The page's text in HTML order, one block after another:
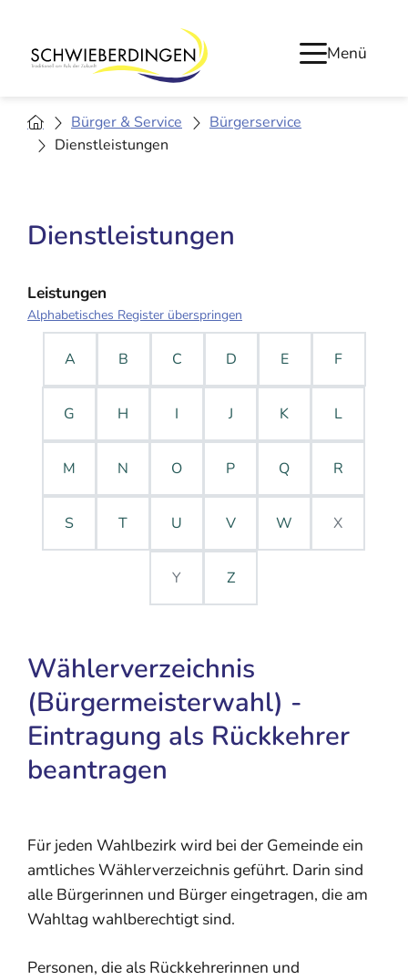
Menü
Bürger & Service
Bürgerservice
Dienstleistungen
Dienstleistungen
Leistungen
Alphabetisches Register überspringen
A B C D E F
G H I J K L
M N O P Q R
S T U V W X
Y Z
Wählerverzeichnis
(Bürgermeisterwahl) -
Eintragung als Rückkehrer
beantragen
Für jeden Wahlbezirk wird bei der Gemeinde ein
amtliches Wählerverzeichnis geführt. Darin sind
alle Bürgerinnen und Bürger eingetragen, die am
Wahltag wahlberechtigt sind.
Personen, die als Rückkehrerinnen und